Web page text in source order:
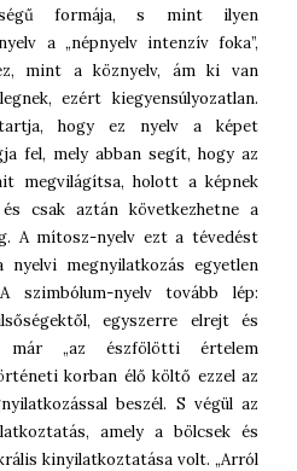
formája, s mint ilyen
a „népnyelv intenzív foka”,
mint a köznyelv, ám ki van
ezért kiegyensúlyozatlan.
hogy ez nyelv a képet
fel, mely abban segít, hogy az
megvilágítsa, holott a képnek
csak aztán következhetne a
A mítosz-nyelv ezt a tévedést
nyelvi megnyilatkozás egyetlen
szimbólum-nyelv tovább lép:
egyszerre elrejt és
már „az észfölötti értelem
korban élő költő ezzel az
beszél. S végül az
amely a bölcsek és
kinyilatkoztatása volt. „Arról